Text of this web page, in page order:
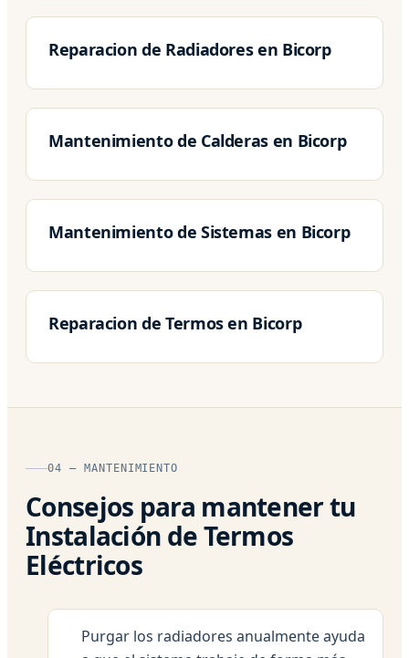
Reparacion de Radiadores en Bicorp
Mantenimiento de Calderas en Bicorp
Mantenimiento de Sistemas en Bicorp
Reparacion de Termos en Bicorp
04 — MANTENIMIENTO
Consejos para mantener tu
Instalación de Termos
Eléctricos
Purgar los radiadores anualmente ayuda